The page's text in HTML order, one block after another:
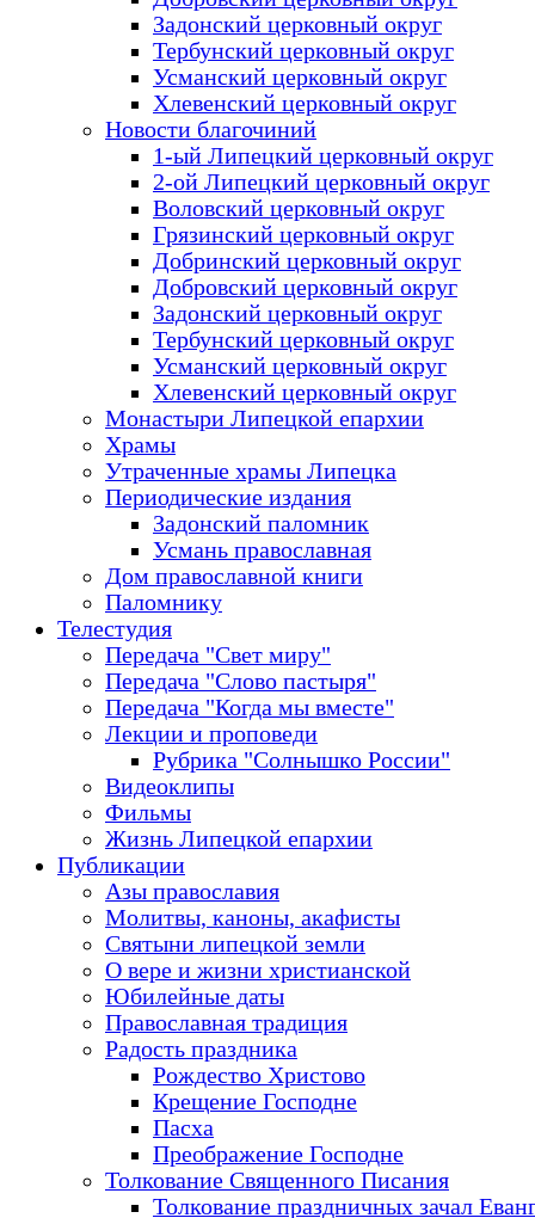
Задонский церковный округ
Тербунский церковный округ
Усманский церковный округ
Хлевенский церковный округ
Новости благочиний
1-ый Липецкий церковный округ
2-ой Липецкий церковный округ
Воловский церковный округ
Грязинский церковный округ
Добринский церковный округ
Добровский церковный округ
Задонский церковный округ
Тербунский церковный округ
Усманский церковный округ
Хлевенский церковный округ
Монастыри Липецкой епархии
Храмы
Утраченные храмы Липецка
Периодические издания
Задонский паломник
Усмань православная
Дом православной книги
Паломнику
Телестудия
Передача "Свет миру"
Передача "Слово пастыря"
Передача "Когда мы вместе"
Лекции и проповеди
Рубрика "Солнышко России"
Видеоклипы
Фильмы
Жизнь Липецкой епархии
Публикации
Азы православия
Молитвы, каноны, акафисты
Святыни липецкой земли
О вере и жизни христианской
Юбилейные даты
Православная традиция
Радость праздника
Рождество Христово
Крещение Господне
Пасха
Преображение Господне
Толкование Священного Писания
Толкование праздничных зачал